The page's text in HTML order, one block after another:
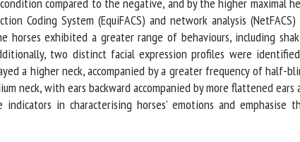
Coding System (EquiFACS) and network analysis (NetFACS)
exhibited a greater range of behaviours, including
two distinct facial expression profiles were identified
a higher neck, accompanied by a greater frequency of half-
neck, with ears backward accompanied by more flattened ears
in characterising horses’ emotions and emphasise